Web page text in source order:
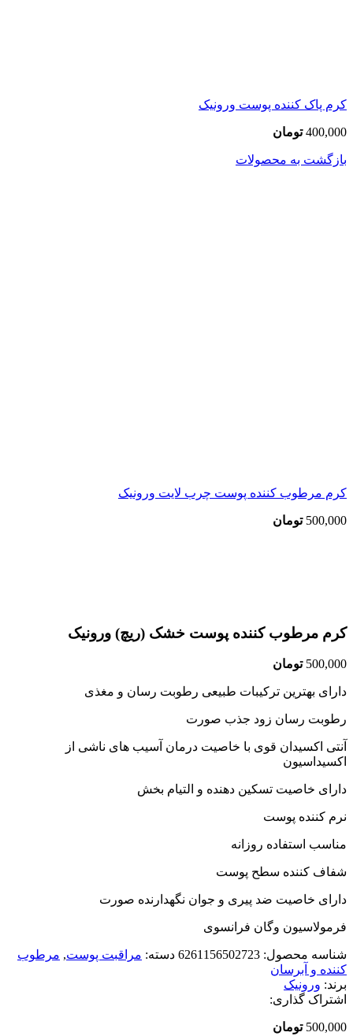
کرم پاک کننده پوست ورونیک
400,000 تومان
بازگشت به محصولات
کرم مرطوب کننده پوست چرب لایت ورونیک
500,000 تومان
کرم مرطوب کننده پوست خشک (ریچ) ورونیک
500,000 تومان
دارای بهترین ترکیبات طبیعی رطوبت رسان و مغذی
رطوبت رسان زود جذب صورت
آنتی اکسیدان قوی با خاصیت درمان آسیب های ناشی از
اکسیداسیون
دارای خاصیت تسکین دهنده و التیام بخش
نرم کننده پوست
مناسب استفاده روزانه
شفاف کننده سطح پوست
دارای خاصیت ضد پیری و جوان نگهدارنده صورت
فرمولاسیون وگان فرانسوی
شناسه محصول: 6261156502723 دسته: مراقبت پوست, مرطوب
کننده و آبرسان
برند: ورونیک
اشتراک گذاری:
500,000 تومان